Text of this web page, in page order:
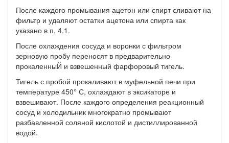
После каждого промывания ацетон или спирт сливают на
фильтр и удаляют остатки ацетона или спирта как
указано в п. 4.1.
После охлаждения сосуда и воронки с фильтром
зерновую пробу переносят в предварительно
прокаленныЙ и взвешенный фарфоровый тигель.
Тигель с пробой прокаливают в муфельной печи при
температуре 450° С, охлаждают в эксикаторе и
взвешивают. После каждого определения реакционный
сосуд и холодильник многократно промывают
разбавленной соляной кислотой и дистиллированной
водой.